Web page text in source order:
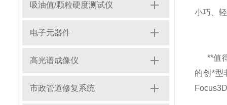
吸油值/颗粒硬度测试仪
电子元器件
高光谱成像仪
市政管道修复系统
小巧、
**值得
的创*型